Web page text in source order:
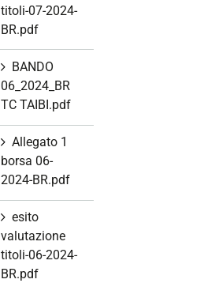
titoli-07-2024-
BR.pdf
BANDO
06_2024_BR
TC TAIBI.pdf
Allegato 1
borsa 06-
2024-BR.pdf
esito
valutazione
titoli-06-2024-
BR.pdf